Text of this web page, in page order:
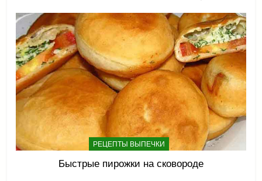
РЕЦЕПТЫ ВЫПЕЧКИ
Быстрые пирожки на сковороде